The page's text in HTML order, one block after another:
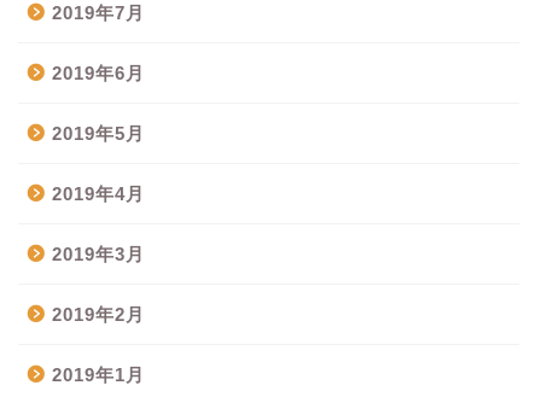
2019年7月
2019年6月
2019年5月
2019年4月
2019年3月
2019年2月
2019年1月